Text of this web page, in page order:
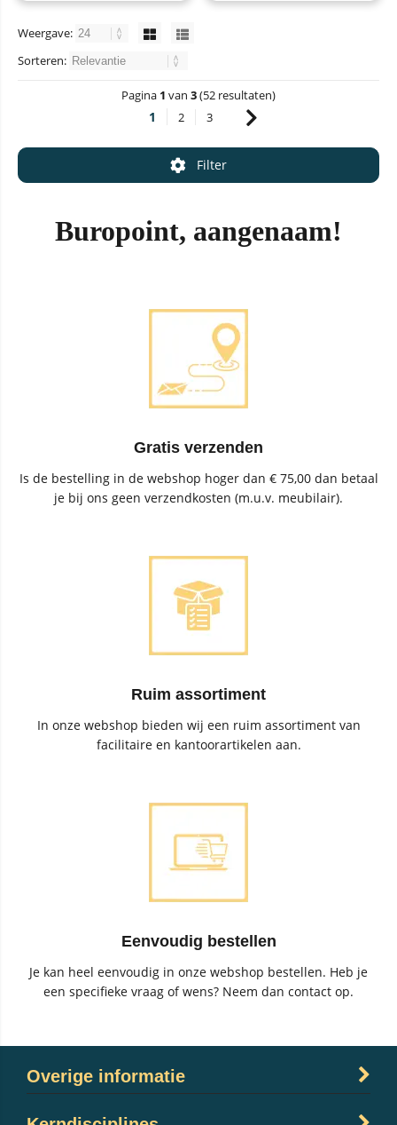
Weergave:
Sorteren:
Pagina 1 van 3(52 resultaten)
1 2 3
Filter
Buropoint, aangenaam!
Gratis verzenden
Is de bestelling in de webshop hoger dan € 75,00 dan betaal
je bij ons geen verzendkosten (m.u.v. meubilair).
Ruim assortiment
In onze webshop bieden wij een ruim assortiment van
facilitaire en kantoorartikelen aan.
Eenvoudig bestellen
Je kan heel eenvoudig in onze webshop bestellen. Heb je
een specifieke vraag of wens? Neem dan contact op.
Overige informatie